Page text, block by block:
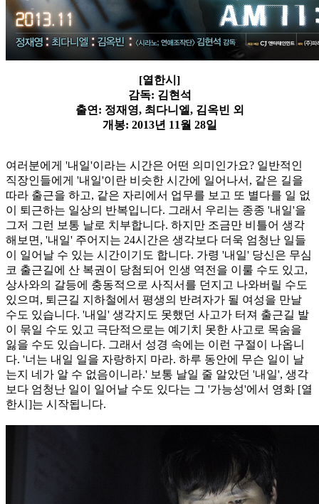
[열한시]
감독: 김현석
출연: 정재영, 최다니엘, 김옥빈 외
개봉: 2013년 11월 28일
여러분에게 '내일'이라는 시간은 어떤 의미인가요? 일반적인
직장인들에게 '내일'이란 비슷한 시간에 일어나서, 같은 길을
따라 출근을 하고, 같은 자리에서 업무를 보고 또 별다를 일 없
이 퇴근하는 일상의 반복입니다. 그래서 우리는 종종 '내일'을
그저 그런 보통 날로 치부합니다. 하지만 조금만 비틀어 생각
해보면, '내일' 주어지는 24시간은 생각보다 더욱 엄청난 일들
이 일어날 수 있는 시간이기도 합니다. 가령 '내일' 당신은 무심
코 출근길에 산 복권이 당첨되어 인생 역전을 이룰 수도 있고,
상사와의 갈등에 충동적으로 사직서를 던지고 나와버릴 수도
있으며, 퇴근길 지하철에서 평생의 반려자가 될 여성을 만날
수도 있습니다. '내일' 생각지도 못했던 사고가 터져 출근길 발
이 묶일 수도 있고 극단적으로는 예기치 못한 사고로 목숨을
잃을 수도 있습니다. 그래서 성경 속에는 이런 구절이 나옵니
다. '너는 내일 일을 자랑하지 마라. 하루 동안에 무슨 일이 날
는지 네가 알 수 없음이니라.' 보통 날일 줄 알았던 '내일', 생각
보다 엄청난 일이 일어날 수도 있다는 그 '가능성'에서 영화 [열
한시]는 시작됩니다.